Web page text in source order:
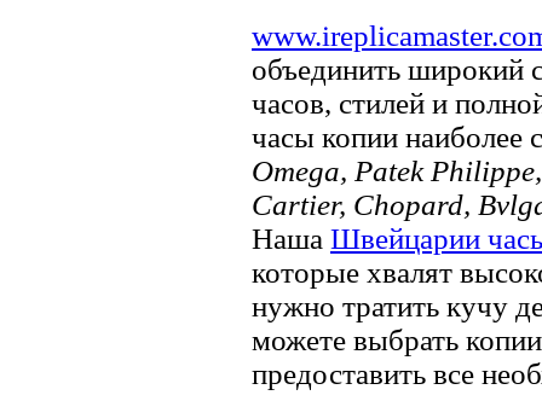
объединить широкий
часов, стилей и
часы копии наиболее
Omega, Patek
Cartier, Chopard,
Наша Швейцарии
которые хвалят
нужно тратить кучу
можете выбрать
предоставить все